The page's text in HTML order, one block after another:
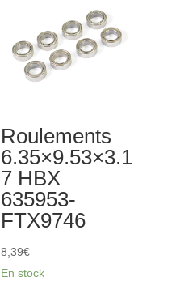
Roulements
6.35×9.53×3.1
7 HBX
635953-
FTX9746
8,39€
En stock